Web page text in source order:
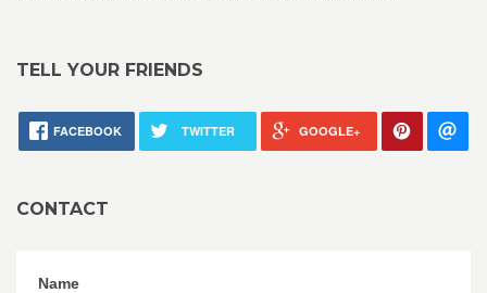
TELL YOUR FRIENDS
FACEBOOK TWITTER GOOGLE+
CONTACT
Name